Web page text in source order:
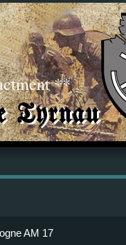
**
AM 17